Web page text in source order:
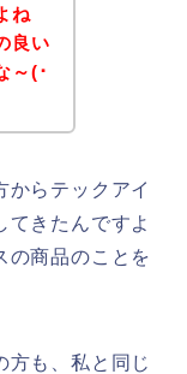
ね
良い
～(･
からテックアイ
てきたんですよ
の商品のことを
方も、私と同じ